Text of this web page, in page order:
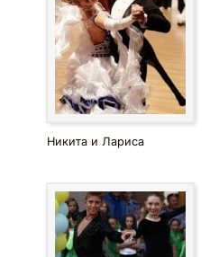
Никита и Лариса